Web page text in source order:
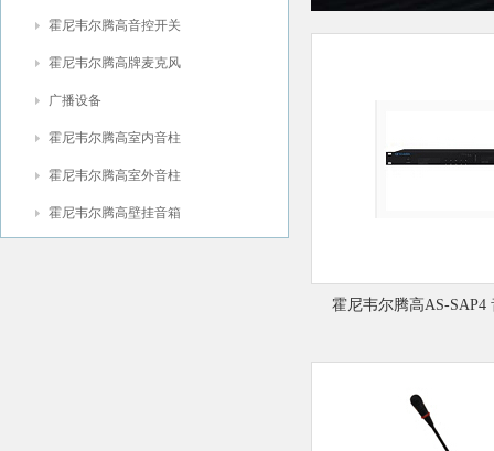
霍尼韦尔腾高音控开关
霍尼韦尔腾高牌麦克风
广播设备
霍尼韦尔腾高室内音柱
霍尼韦尔腾高室外音柱
霍尼韦尔腾高壁挂音箱
霍尼韦尔腾高AS-SAP4